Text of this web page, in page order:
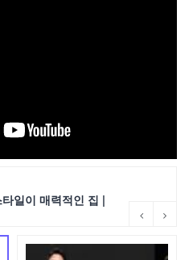
일이 매력적인 집 |